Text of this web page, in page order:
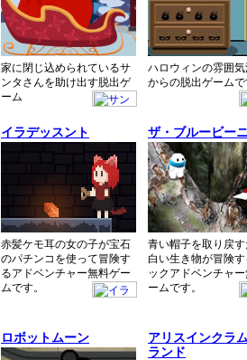
家に閉じ込められているサ
ンタさんを助け出す脱出ゲ
ーム
ハロウィンの雰囲
からの脱出ゲーム
イラデッスント
赤髪ケモ耳の女の子が宝石
のパチンコを使って冒険す
るアドベンチャー無料ゲー
ムです。
ザ・ブルービー
青い帽子を取り戻
白い生き物が冒険
ックアドベンチャ
ームです。
ロボットムーン
アリスインクラ
ランド